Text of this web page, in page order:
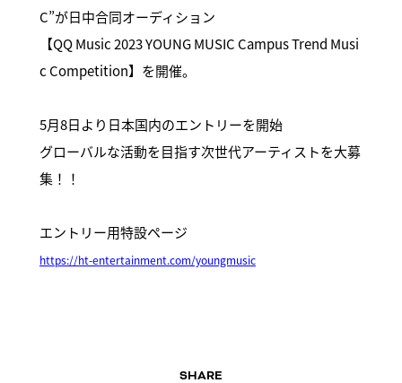
C”が日中合同オーディション
【QQ Music 2023 YOUNG MUSIC Campus Trend Musi
c Competition】を開催。
5月8日より日本国内のエントリーを開始
グローバルな活動を目指す次世代アーティストを大募
集！！
エントリー用特設ページ
https://ht-entertainment.com/youngmusic
SHARE